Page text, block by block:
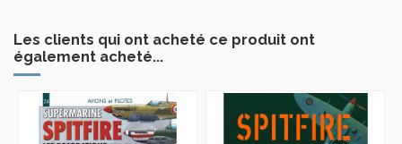
Les clients qui ont acheté ce produit ont
également acheté...